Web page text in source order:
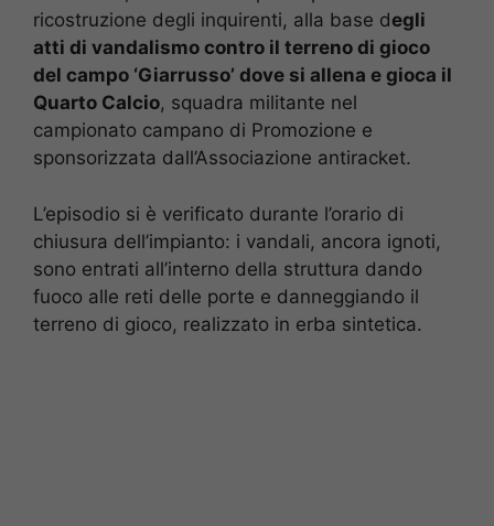
ricostruzione degli inquirenti, alla base degli
atti di vandalismo contro il terreno di gioco
del campo ‘Giarrusso’ dove si allena e gioca il
Quarto Calcio, squadra militante nel
campionato campano di Promozione e
sponsorizzata dall’Associazione antiracket.
L’episodio si è verificato durante l’orario di
chiusura dell’impianto: i vandali, ancora ignoti,
sono entrati all’interno della struttura dando
fuoco alle reti delle porte e danneggiando il
terreno di gioco, realizzato in erba sintetica.